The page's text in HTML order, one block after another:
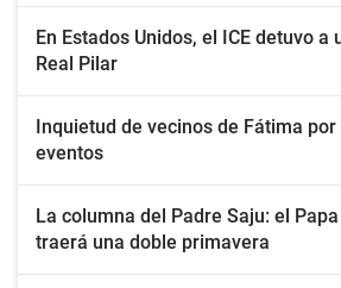
En Estados Unidos, el ICE detuvo a
Real Pilar
Inquietud de vecinos de Fátima por
eventos
La columna del Padre Saju: el
traerá una doble primavera